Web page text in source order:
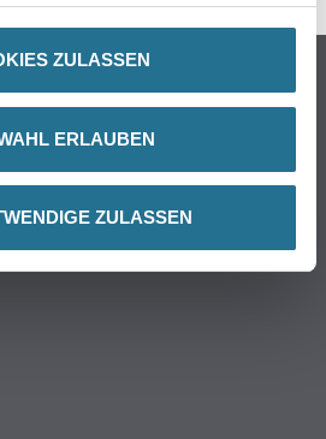
ZULASSEN
ERLAUBEN
ZULASSEN